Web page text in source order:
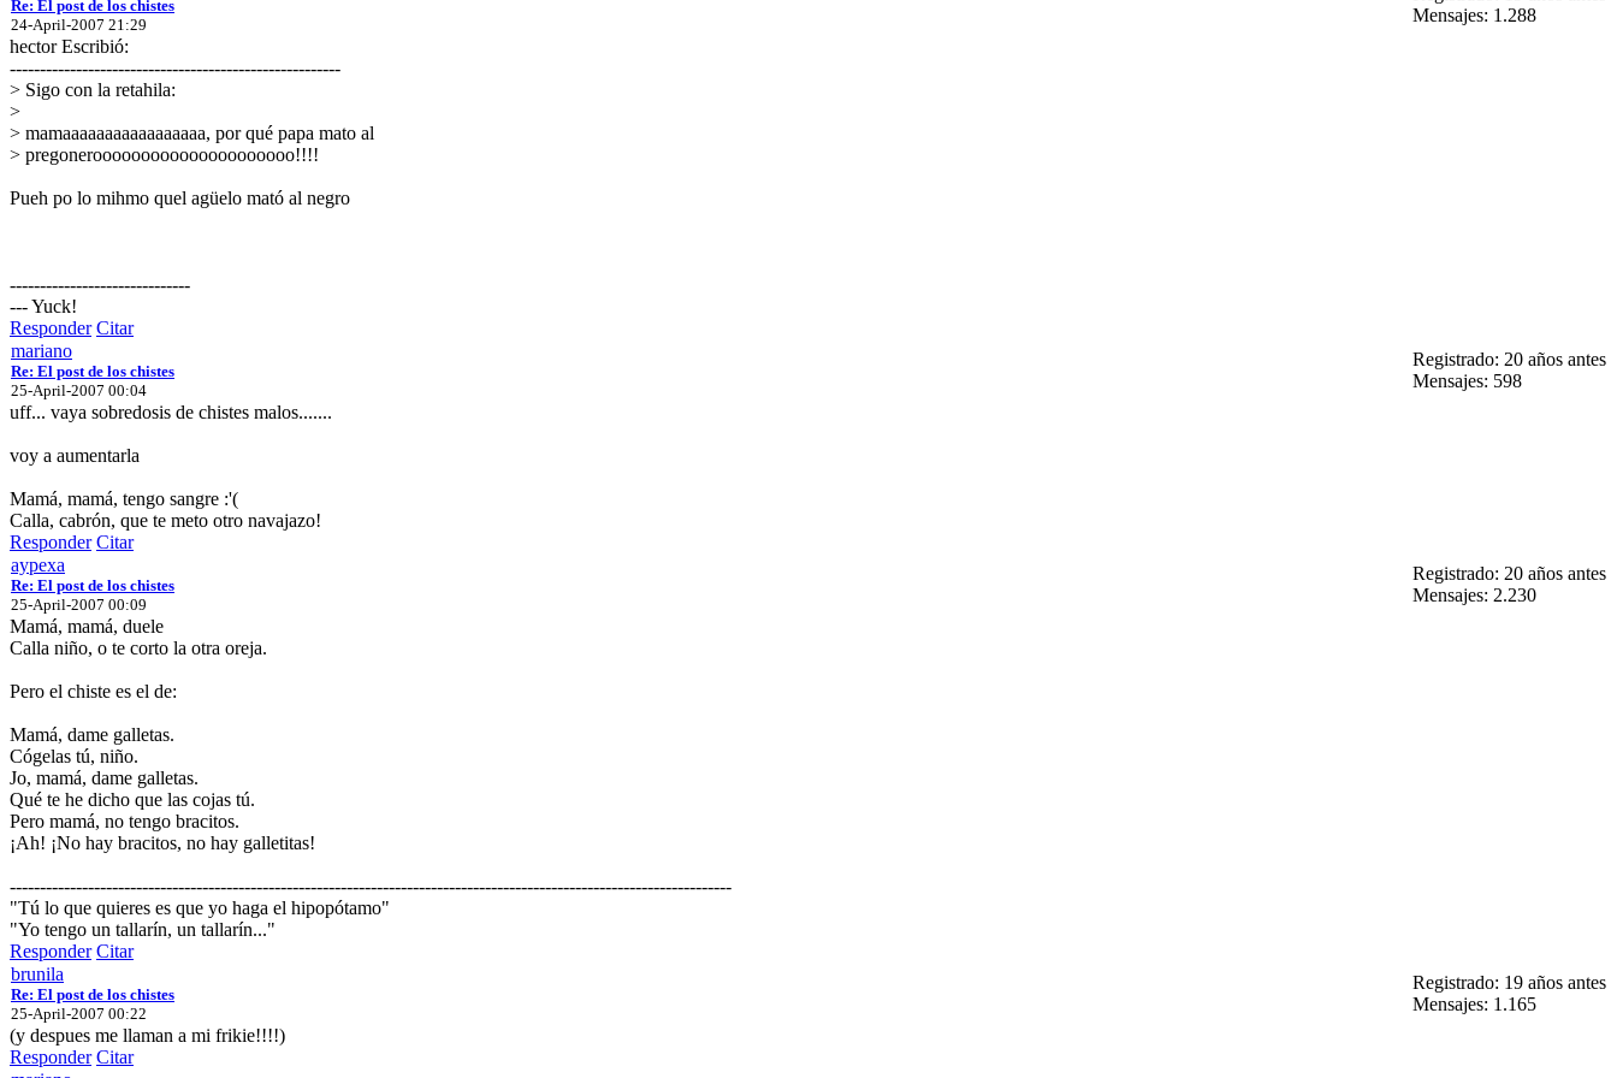
Re: El post de los chistes
24-April-2007 21:29
Mensajes: 1.288
hector Escribió:
-------------------------------------------------------
> Sigo con la retahila:
>
> mamaaaaaaaaaaaaaaaaa, por qué papa mato al
> pregonerooooooooooooooooooooo!!!!
Pueh po lo mihmo quel agüelo mató al negro
------------------------------
--- Yuck!
Responder Citar
mariano
Re: El post de los chistes
25-April-2007 00:04
Registrado: 20 años antes
Mensajes: 598
uff... vaya sobredosis de chistes malos.......
voy a aumentarla
Mamá, mamá, tengo sangre :'(
Calla, cabrón, que te meto otro navajazo!
Responder Citar
aypexa
Re: El post de los chistes
25-April-2007 00:09
Registrado: 20 años antes
Mensajes: 2.230
Mamá, mamá, duele
Calla niño, o te corto la otra oreja.
Pero el chiste es el de:
Mamá, dame galletas.
Cógelas tú, niño.
Jo, mamá, dame galletas.
Qué te he dicho que las cojas tú.
Pero mamá, no tengo bracitos.
¡Ah! ¡No hay bracitos, no hay galletitas!
------------------------------------------------------------------------------------------------------------------------
"Tú lo que quieres es que yo haga el hipopótamo"
"Yo tengo un tallarín, un tallarín..."
Responder Citar
brunila
Re: El post de los chistes
25-April-2007 00:22
Registrado: 19 años antes
Mensajes: 1.165
(y despues me llaman a mi frikie!!!!)
Responder Citar